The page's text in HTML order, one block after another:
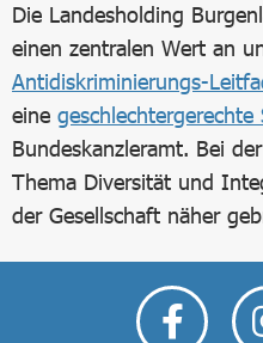
Die Landesholding
einen zentralen Wert an
Antidiskriminierungs-
eine geschlechtergerechte
Bundeskanzleramt. Bei der
Thema Diversität und
der Gesellschaft näher